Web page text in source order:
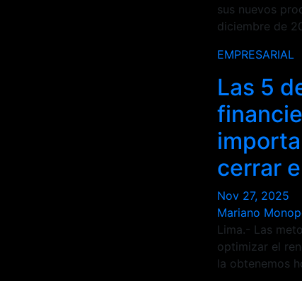
sus nuevos
diciembre de
EMPRESARIAL
Las 5
cerrar
Nov 27, 2025
Mariano
Lima.- Las
optimizar el
la obtenemos